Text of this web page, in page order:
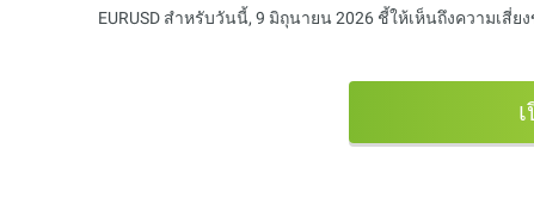
EURUSD สำหรับวันนี้, 9 มิถุนายน 2026 ชี้ให้เห็นถึงความเสี่